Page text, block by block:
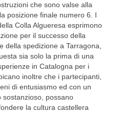
che sono valse alla
posizione finale numero 6. I
Colla Algueresa esprimono
per il successo della
della spedizione a Tarragona,
sia solo la prima di una
in Catalogna per i
inoltre che i partecipanti,
di entusiasmo ed con un
sostanzioso, possano
la cultura castellera